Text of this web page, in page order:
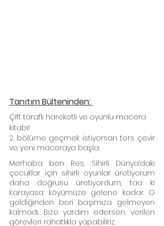
Tanıtım Bülteninden:
Çift taraflı hareketli ve oyunlu macera
kitabı!
2. bölüme geçmek istiyorsan ters çevir
ve yeni maceraya başla.
Merhaba ben Res, Sihirli Dünya’daki
çocuklar için sihirli oyunlar üretiyorum
daha doğrusu üretiyordum, taa ki
Karayasa köyümüze gelene kadar. O
geldiğinden beri başımıza gelmeyen
kalmadı. Bize yardım edersen, verilen
görevleri rahatlıkla yapabiliriz.